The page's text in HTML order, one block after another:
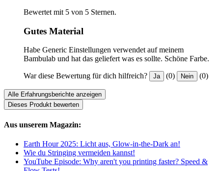
Bewertet mit 5 von 5 Sternen.
Gutes Material
Habe Generic Einstellungen verwendet auf meinem
Bambulab und hat das geliefert was es sollte. Schöne Farbe.
War diese Bewertung für dich hilfreich? Ja (0) Nein (0)
Alle Erfahrungsberichte anzeigen
Dieses Produkt bewerten
Aus unserem Magazin:
Earth Hour 2025: Licht aus, Glow-in-the-Dark an!
Wie du Stringing vermeiden kannst!
YouTube Episode: Why aren't you printing faster? Speed &